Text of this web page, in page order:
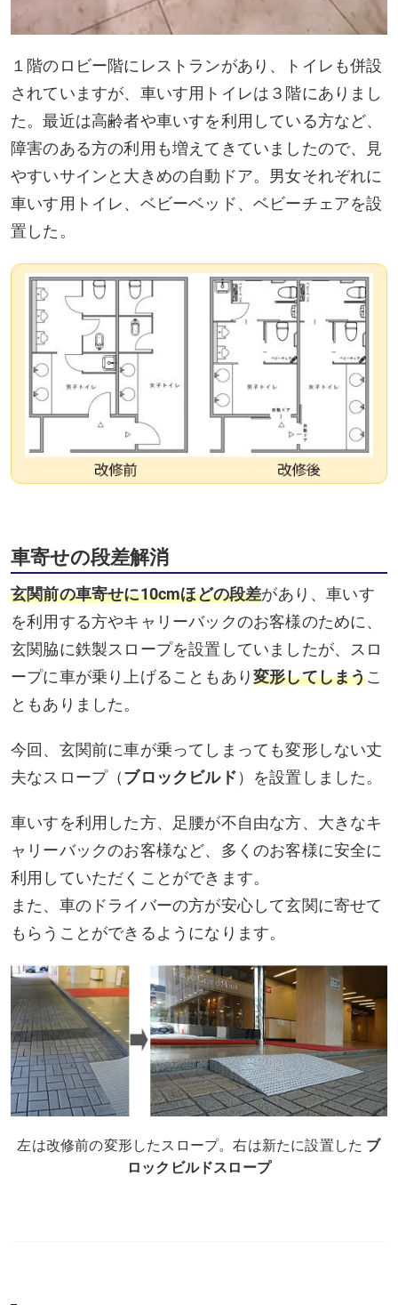
１階のロビー階にレストランがあり、トイレも併設
されていますが、車いす用トイレは３階にありまし
た。最近は高齢者や車いすを利用している方など、
障害のある方の利用も増えてきていましたので、見
やすいサインと大きめの自動ドア。男女それぞれに
車いす用トイレ、ベビーベッド、ベビーチェアを設
置した。
車寄せの段差解消
玄関前の車寄せに10cmほどの段差があり、車いす
を利用する方やキャリーバックのお客様のために、
玄関脇に鉄製スロープを設置していましたが、スロ
ープに車が乗り上げることもあり 変形してしまうこ
ともありました。
今回、玄関前に車が乗ってしまっても変形しない丈
夫なスロープ（ ブロックビルド ）を設置しました。
車いすを利用した方、足腰が不自由な方、大きなキ
ャリーバックのお客様など、多くのお客様に安全に
利用していただくことができます。
また、車のドライバーの方が安心して玄関に寄せて
もらうことができるようになります。
左は改修前の変形したスロープ。右は新たに設置した ブ
ロックビルドスロープ